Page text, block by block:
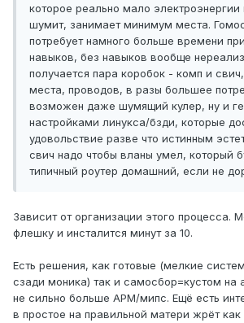
которое реально мало электроэнергии
шумит, занимает минимум места.
потребует намного больше времени
навыков, без навыков вообще
получается пара коробок - комп и
места, проводов, в разы большее
возможен даже шумящий кулер, ну и
настройками линукса/бзди, которые
удовольствие разве что истинным
свич надо чтобы вланы умел, который
типичный роутер домашний, если не
Зависит от организации этого процесса.
флешку и инсталится минут за 10.
Есть решения, как готовые (мелкие
сзади моника) так и самосбор=кустом на
не сильно больше АРМ/мипс. Ещё есть
в простое на правильной матери жрёт